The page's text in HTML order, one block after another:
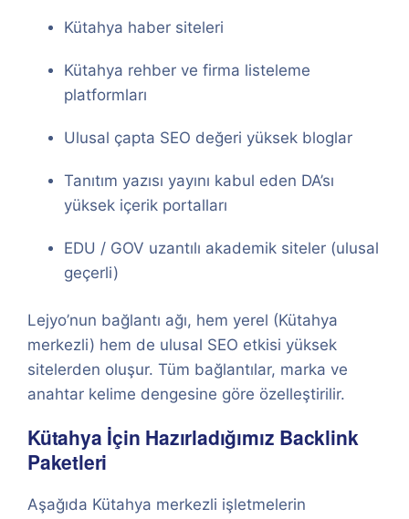
Kütahya haber siteleri
Kütahya rehber ve firma listeleme
platformları
Ulusal çapta SEO değeri yüksek bloglar
Tanıtım yazısı yayını kabul eden DA’sı
yüksek içerik portalları
EDU / GOV uzantılı akademik siteler (ulusal
geçerli)
Lejyo’nun bağlantı ağı, hem yerel (Kütahya
merkezli) hem de ulusal SEO etkisi yüksek
sitelerden oluşur. Tüm bağlantılar, marka ve
anahtar kelime dengesine göre özelleştirilir.
Kütahya İçin Hazırladığımız Backlink
Paketleri
Aşağıda Kütahya merkezli işletmelerin